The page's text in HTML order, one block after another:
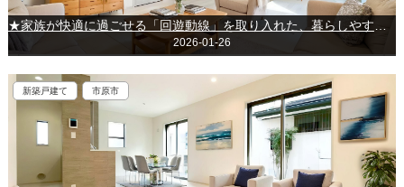
2026-01-26
新築戸建て 市原市